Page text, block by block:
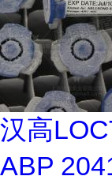
汉高
ABP